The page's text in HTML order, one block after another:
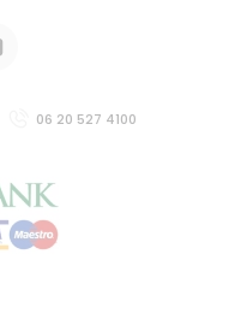
06 20 527 4100